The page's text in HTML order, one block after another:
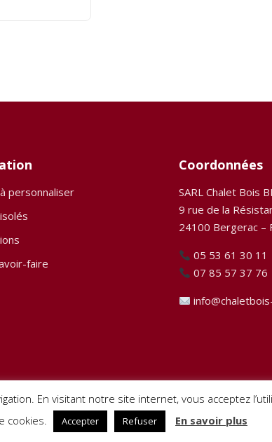
personnaliser
faire
Coordonnées
SARL Chalet Bois
9 rue de la
24100 Bergerac –
05 53 61 30 11
07 85 57 37 76
Site créé parPignon sur Net– Mentions légales–
En visitant notre site internet, vous acceptez
cookies.
Accepter Refuser En savoir plus